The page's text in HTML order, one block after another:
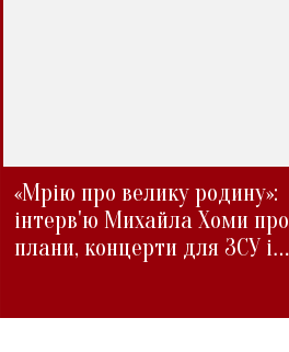
«Мрію про велику родину»:
інтерв'ю Михайла Хоми про
плани, концерти для ЗСУ і